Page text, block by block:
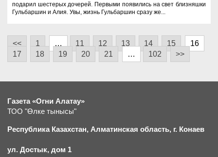
подарил шестерых дочерей. Первыми появились на свет близняшки
Гульбаршин и Алия. Увы, жизнь Гульбаршин сразу же...
<< 1 … 11 12 13 14 15
16
17
18 19 20 21 … 102 >>
Газета «Огни Алатау»
ТОО "Өлке тынысы"
Республика Казахстан, Алматинская область, г. Конаев
ул. Достык, дом 1